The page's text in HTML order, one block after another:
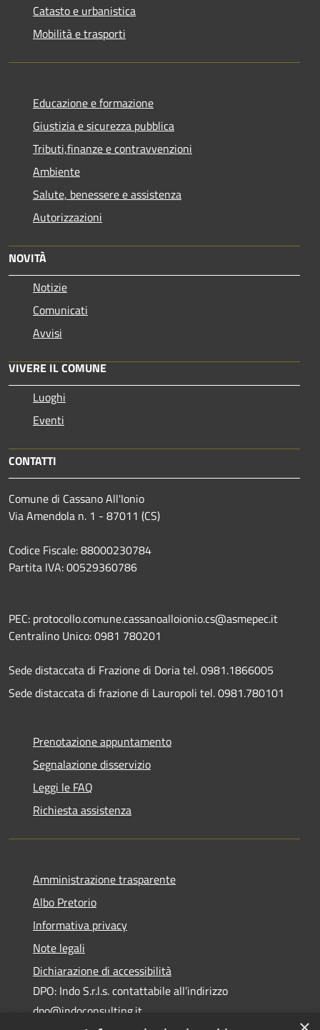
Catasto e urbanistica
Mobilità e trasporti
Educazione e formazione
Giustizia e sicurezza pubblica
Tributi,finanze e contravvenzioni
Ambiente
Salute, benessere e assistenza
Autorizzazioni
NOVITÀ
Notizie
Comunicati
Avvisi
VIVERE IL COMUNE
Luoghi
Eventi
CONTATTI
Comune di Cassano All'Ionio
Via Amendola n. 1 - 87011 (CS)
Codice Fiscale: 88000230784
Partita IVA: 00529360786
PEC: protocollo.comune.cassanoalloionio.cs@asmepec.it
Centralino Unico: 0981 780201
Sede distaccata di Frazione di Doria tel. 0981.1866005
Sede distaccata di frazione di Lauropoli tel. 0981.780101
Prenotazione appuntamento
Segnalazione disservizio
Leggi le FAQ
Richiesta assistenza
Amministrazione trasparente
Albo Pretorio
Informativa privacy
Note legali
Dichiarazione di accessibilità
DPO: Indo S.r.l.s. contattabile all’indirizzo
dpo@indoconsulting.it